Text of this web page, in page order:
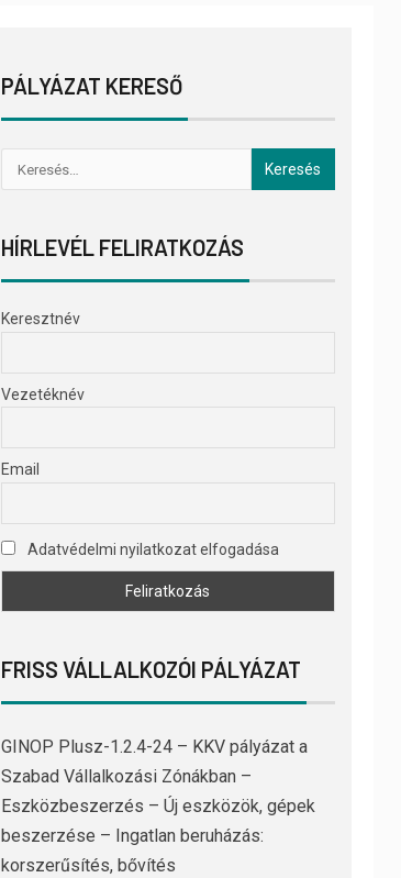
PÁLYÁZAT KERESŐ
HÍRLEVÉL FELIRATKOZÁS
Keresztnév
Vezetéknév
Email
Adatvédelmi nyilatkozat elfogadása
FRISS VÁLLALKOZÓI PÁLYÁZAT
GINOP Plusz-1.2.4-24 – KKV pályázat a
Szabad Vállalkozási Zónákban –
Eszközbeszerzés – Új eszközök, gépek
beszerzése – Ingatlan beruházás:
korszerűsítés, bővítés